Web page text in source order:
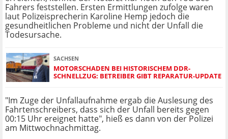
Fahrers feststellen. Ersten Ermittlungen zufolge waren
laut Polizeisprecherin Karoline Hemp jedoch die
gesundheitlichen Probleme und nicht der Unfall die
Todesursache.
SACHSEN
MOTORSCHADEN BEI HISTORISCHEM DDR-
SCHNELLZUG: BETREIBER GIBT REPARATUR-UPDATE
"Im Zuge der Unfallaufnahme ergab die Auslesung des
Fahrtenschreibers, dass sich der Unfall bereits gegen
00:15 Uhr ereignet hatte", hieß es dann von der Polizei
am Mittwochnachmittag.